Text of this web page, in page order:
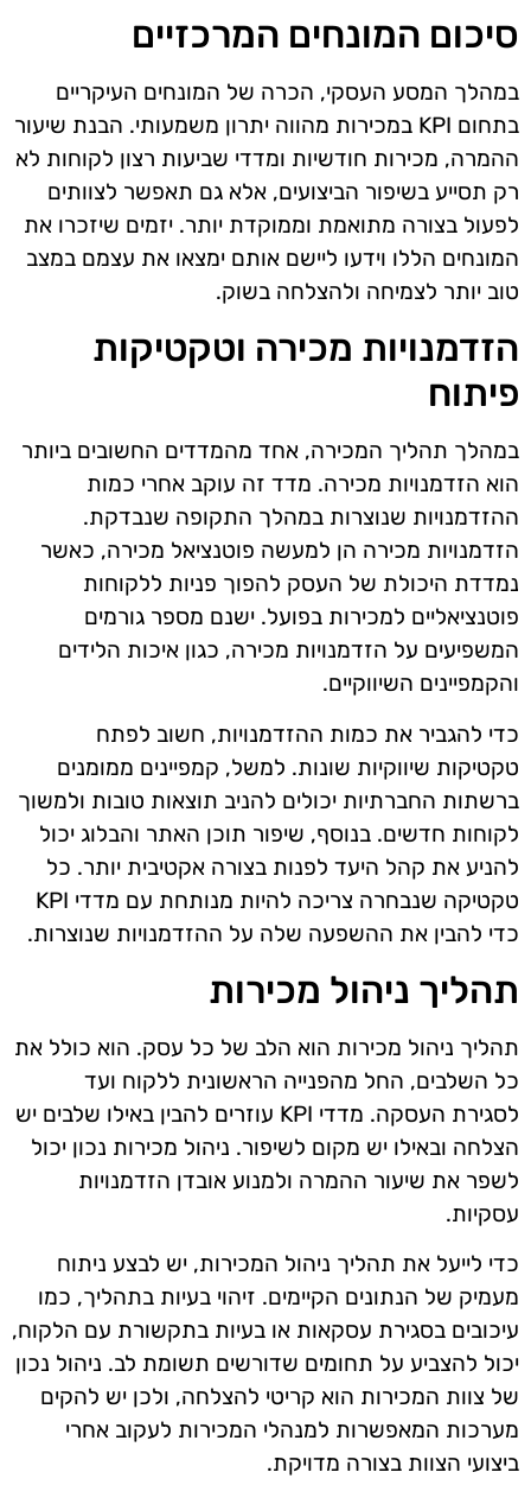
סיכום המונחים המרכזיים
במהלך המסע העסקי, הכרה של המונחים העיקריים
בתחום KPI במכירות מהווה יתרון משמעותי. הבנת שיעור
ההמרה, מכירות חודשיות ומדדי שביעות רצון לקוחות לא
רק תסייע בשיפור הביצועים, אלא גם תאפשר לצוותים
לפעול בצורה מתואמת וממוקדת יותר. יזמים שיזכרו את
המונחים הללו וידעו ליישם אותם ימצאו את עצמם במצב
טוב יותר לצמיחה ולהצלחה בשוק.
הזדמנויות מכירה וטקטיקות
פיתוח
במהלך תהליך המכירה, אחד מהמדדים החשובים ביותר
הוא הזדמנויות מכירה. מדד זה עוקב אחרי כמות
ההזדמנויות שנוצרות במהלך התקופה שנבדקת.
הזדמנויות מכירה הן למעשה פוטנציאל מכירה, כאשר
נמדדת היכולת של העסק להפוך פניות ללקוחות
פוטנציאליים למכירות בפועל. ישנם מספר גורמים
המשפיעים על הזדמנויות מכירה, כגון איכות הלידים
והקמפיינים השיווקיים.
כדי להגביר את כמות ההזדמנויות, חשוב לפתח
טקטיקות שיווקיות שונות. למשל, קמפיינים ממומנים
ברשתות החברתיות יכולים להניב תוצאות טובות ולמשוך
לקוחות חדשים. בנוסף, שיפור תוכן האתר והבלוג יכול
להניע את קהל היעד לפנות בצורה אקטיבית יותר. כל
טקטיקה שנבחרה צריכה להיות מנותחת עם מדדי KPI
כדי להבין את ההשפעה שלה על ההזדמנויות שנוצרות.
תהליך ניהול מכירות
תהליך ניהול מכירות הוא הלב של כל עסק. הוא כולל את
כל השלבים, החל מהפנייה הראשונית ללקוח ועד
לסגירת העסקה. מדדי KPI עוזרים להבין באילו שלבים יש
הצלחה ובאילו יש מקום לשיפור. ניהול מכירות נכון יכול
לשפר את שיעור ההמרה ולמנוע אובדן הזדמנויות
עסקיות.
כדי לייעל את תהליך ניהול המכירות, יש לבצע ניתוח
מעמיק של הנתונים הקיימים. זיהוי בעיות בתהליך, כמו
עיכובים בסגירת עסקאות או בעיות בתקשורת עם הלקוח,
יכול להצביע על תחומים שדורשים תשומת לב. ניהול נכון
של צוות המכירות הוא קריטי להצלחה, ולכן יש להקים
מערכות המאפשרות למנהלי המכירות לעקוב אחרי
ביצועי הצוות בצורה מדויקת.